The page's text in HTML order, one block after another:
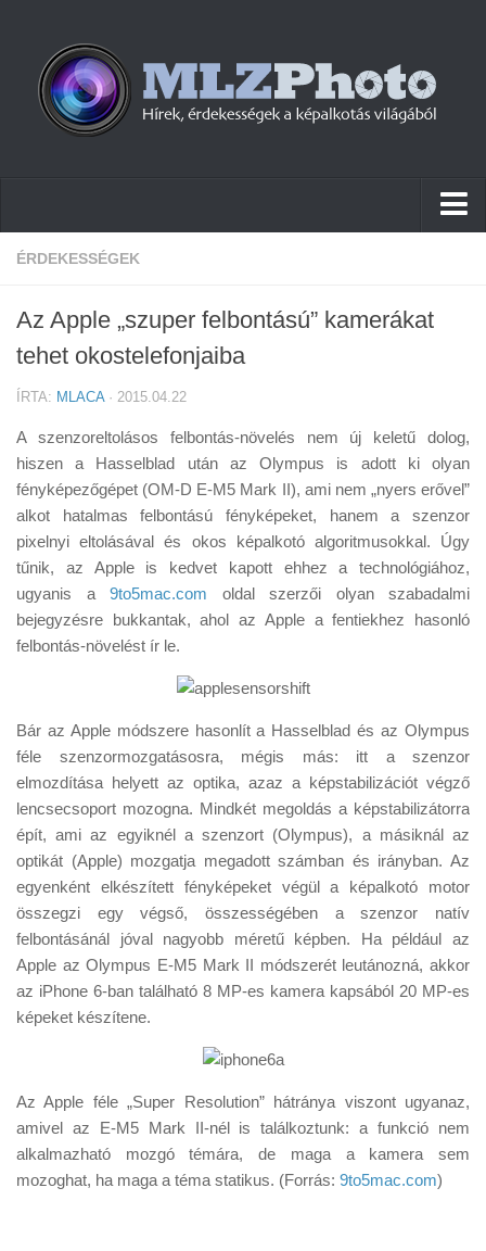
Hírek
Cikkek
Tudástár
Tanácsok
Érdekességek
Helyszíni Riport
E-BB
ÉRDEKESSÉGEK
Az Apple „szuper felbontású” kamerákat
tehet okostelefonjaiba
ÍRTA: MLACA· 2015.04.22
A szenzoreltolásos felbontás-növelés nem új keletű dolog,
hiszen a Hasselblad után az Olympus is adott ki olyan
fényképezőgépet (OM-D E-M5 Mark II), ami nem „nyers erővel”
alkot hatalmas felbontású fényképeket, hanem a szenzor
pixelnyi eltolásával és okos képalkotó algoritmusokkal. Úgy
tűnik, az Apple is kedvet kapott ehhez a technológiához,
ugyanis a 9to5mac.com oldal szerzői olyan szabadalmi
bejegyzésre bukkantak, ahol az Apple a fentiekhez hasonló
felbontás-növelést ír le.
Bár az Apple módszere hasonlít a Hasselblad és az Olympus
féle szenzormozgatásosra, mégis más: itt a szenzor
elmozdítása helyett az optika, azaz a képstabilizációt végző
lencsecsoport mozogna. Mindkét megoldás a képstabilizátorra
épít, ami az egyiknél a szenzort (Olympus), a másiknál az
optikát (Apple) mozgatja megadott számban és irányban. Az
egyenként elkészített fényképeket végül a képalkotó motor
összegzi egy végső, összességében a szenzor natív
felbontásánál jóval nagyobb méretű képben. Ha például az
Apple az Olympus E-M5 Mark II módszerét leutánozná, akkor
az iPhone 6-ban található 8 MP-es kamera kapsából 20 MP-es
képeket készítene.
Az Apple féle „Super Resolution” hátránya viszont ugyanaz,
amivel az E-M5 Mark II-nél is találkoztunk: a funkció nem
alkalmazható mozgó témára, de maga a kamera sem
mozoghat, ha maga a téma statikus. (Forrás: 9to5mac.com)